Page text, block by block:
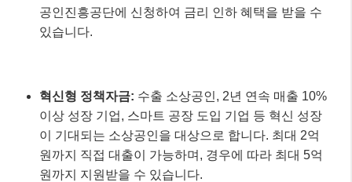
공인진흥공단에 신청하여 금리 인하 혜택을 받을 수
있습니다.
혁신형 정책자금: 수출 소상공인, 2년 연속 매출 10%
이상 성장 기업, 스마트 공장 도입 기업 등 혁신 성장
이 기대되는 소상공인을 대상으로 합니다. 최대 2억
원까지 직접 대출이 가능하며, 경우에 따라 최대 5억
원까지 지원받을 수 있습니다.